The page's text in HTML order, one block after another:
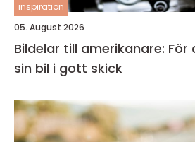
inspiration
05. August 2026
Bildelar till amerikanare: För
sin bil i gott skick